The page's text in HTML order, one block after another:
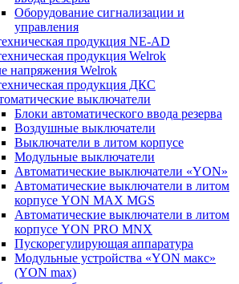
Оборудование сигнализации и
управления
продукция NE-AD
продукция Welrok
напряжения Welrok
продукция ДКС
выключатели
Блоки автоматического ввода резерва
Воздушные выключатели
Выключатели в литом корпусе
Модульные выключатели
Автоматические выключатели «YON»
Автоматические выключатели в литом
корпусе YON MAX MGS
Автоматические выключатели в литом
корпусе YON PRO MNX
Пускорегулирующая аппаратура
Модульные устройства «YON макс»
(YON max)